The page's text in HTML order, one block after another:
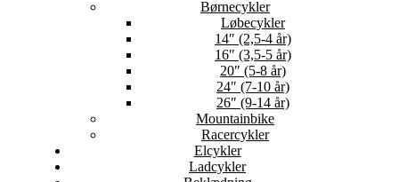
Børnecykler
Løbecykler
14″ (2,5-4 år)
16″ (3,5-5 år)
20″ (5-8 år)
24″ (7-10 år)
26″ (9-14 år)
Mountainbike
Racercykler
Elcykler
Ladcykler